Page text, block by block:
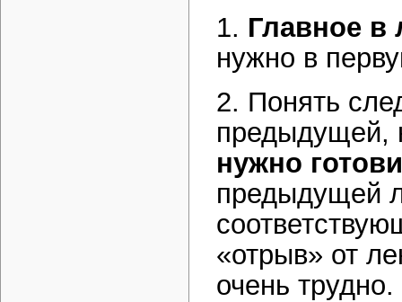
1. Главное
нужно в
2. Понять
предыдущей,
нужно
предыдущей
«отрыв» от
очень трудно.